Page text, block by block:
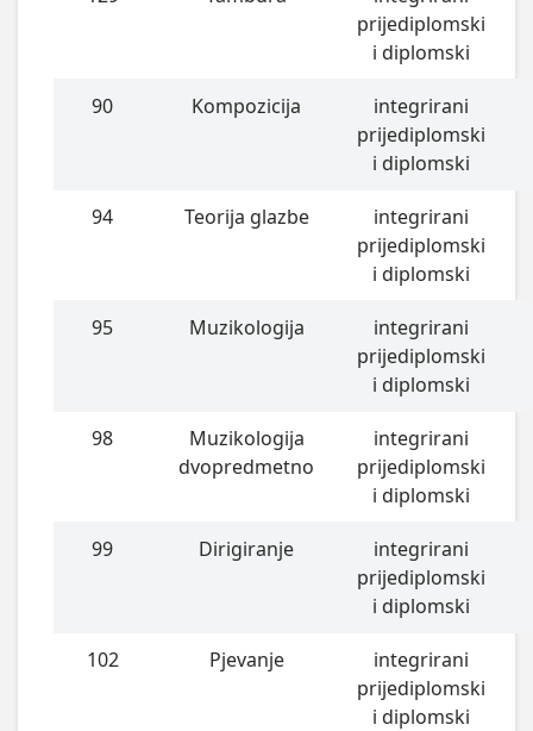
prijediplomski
i diplomski
90 Kompozicija
integrirani
prijediplomski
i diplomski
94 Teorija glazbe
integrirani
prijediplomski
i diplomski
95 Muzikologija
integrirani
prijediplomski
i diplomski
98
Muzikologija
dvopredmetno
integrirani
prijediplomski
i diplomski
99 Dirigiranje
integrirani
prijediplomski
i diplomski
102 Pjevanje
integrirani
prijediplomski
i diplomski